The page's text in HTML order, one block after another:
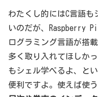
わたくし的にはC言語
いのだが、Raspberry
ログラミング言語が搭
多く取り入れてほしか
もシェル学べるよ、と
便利ですよ。使えば使